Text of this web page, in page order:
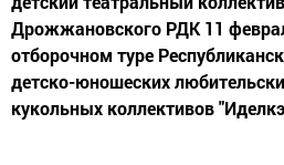
Дрожжановского РДК 11
отборочном туре
детско-юношеских
кукольных коллективов